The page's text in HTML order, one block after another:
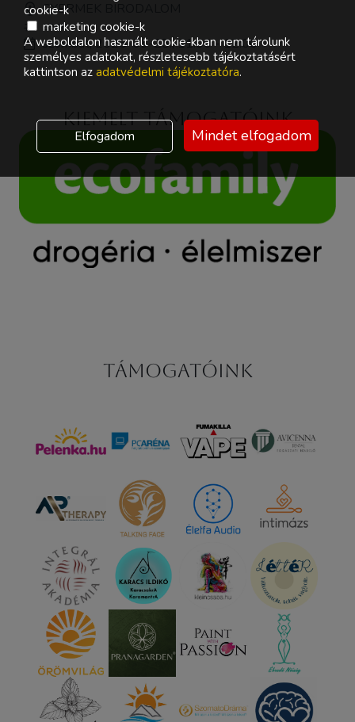
GYERMEK BIRODALOM
zene
szombat, 2025-06-28., 11:00 - 12:00
Kiemelt támogatóink
Támogatóink
cookie-k
marketing cookie-k
A weboldalon használt cookie-kban nem tárolunk
személyes adatokat, részletesebb tájékoztatásért
kattintson az adatvédelmi tájékoztatóra.
Elfogadom Mindet elfogadom